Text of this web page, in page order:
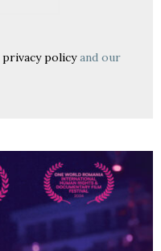
privacy policyand our